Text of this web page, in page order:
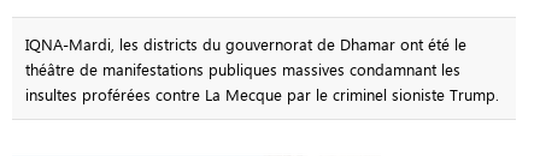
IQNA-Mardi, les districts du gouvernorat de Dhamar ont été le
théâtre de manifestations publiques massives condamnant les
insultes proférées contre La Mecque par le criminel sioniste Trump.